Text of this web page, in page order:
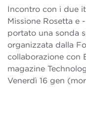
Incontro con i due
Missione Rosetta e
portato una sonda
organizzata dalla
collaborazione con
magazine
Venerdì 16 gen